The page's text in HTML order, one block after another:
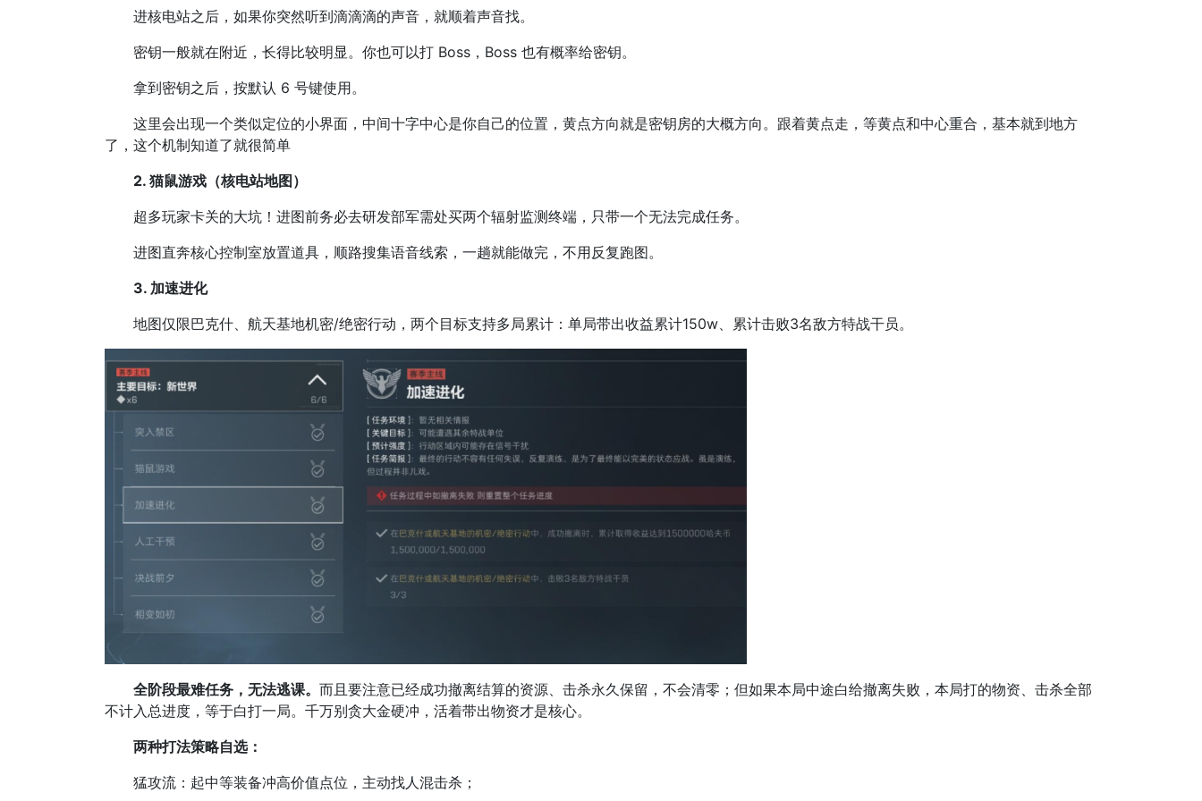
进核电站之后，如果你突然听到滴滴滴的声音，就顺着声音找。
密钥一般就在附近，长得比较明显。你也可以打 Boss，Boss 也有概率给密钥。
拿到密钥之后，按默认 6 号键使用。
这里会出现一个类似定位的小界面，中间十字中心是你自己的位置，黄点方向就是密钥房的大概方向。跟着黄点走，等黄点和中心重合，基本就到地方
了，这个机制知道了就很简单
2. 猫鼠游戏（核电站地图）
超多玩家卡关的大坑！进图前务必去研发部军需处买两个辐射监测终端，只带一个无法完成任务。
进图直奔核心控制室放置道具，顺路搜集语音线索，一趟就能做完，不用反复跑图。
3. 加速进化
地图仅限巴克什、航天基地机密/绝密行动，两个目标支持多局累计：单局带出收益累计150w、累计击败3名敌方特战干员。
全阶段最难任务，无法逃课。 而且要注意已经成功撤离结算的资源、击杀永久保留，不会清零；但如果本局中途白给撤离失败，本局打的物资、击杀全部
不计入总进度，等于白打一局。千万别贪大金硬冲，活着带出物资才是核心。
两种打法策略自选：
猛攻流：起中等装备冲高价值点位，主动找人混击杀；